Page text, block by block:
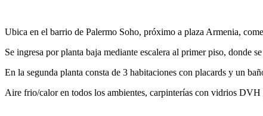
Ubica en el barrio de Palermo Soho, próximo a plaza Armenia,
Se ingresa por planta baja mediante escalera al primer piso, donde
En la segunda planta consta de 3 habitaciones con placards y un
Aire frio/calor en todos los ambientes, carpinterías con vidrios